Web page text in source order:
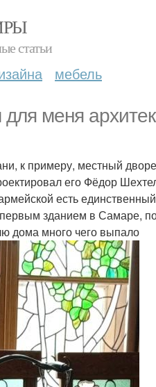
статьи
мебель
меня
к примеру, местный
его Фёдор
есть
зданием в Самаре,
дома много чего выпало